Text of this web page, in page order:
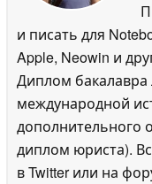
и писать для
Apple, Neowin и
Диплом бакалавра
международной
дополнительного
диплом юриста).
в Twitter или на